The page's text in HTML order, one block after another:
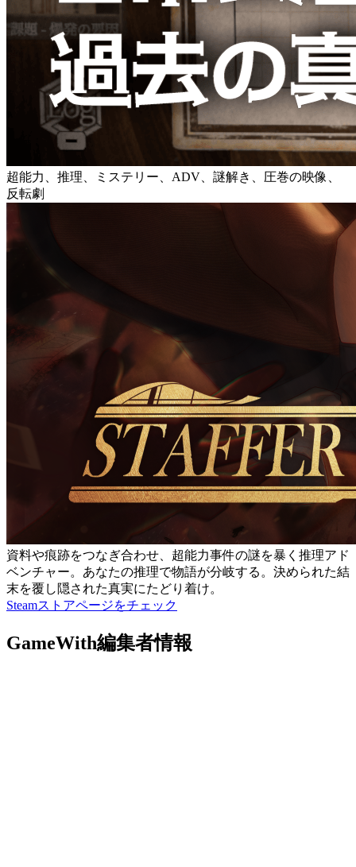
超能力、推理、ミステリー、ADV、謎解き、圧巻の映像、
反転劇
資料や痕跡をつなぎ合わせ、超能力事件の謎を暴く推理アド
ベンチャー。あなたの推理で物語が分岐する。決められた結
末を覆し隠された真実にたどり着け。
Steamストアページをチェック
GameWith編集者情報